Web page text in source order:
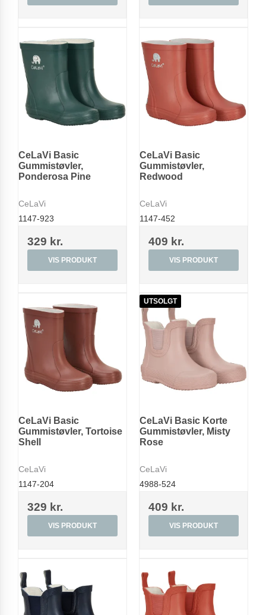
CeLaVi Basic
Gummistøvler,
Ponderosa Pine
CeLaVi
1147-923
329 kr.
VIS PRODUKT
CeLaVi Basic
Gummistøvler,
Redwood
CeLaVi
1147-452
409 kr.
VIS PRODUKT
CeLaVi Basic
Gummistøvler, Tortoise
Shell
CeLaVi
1147-204
329 kr.
VIS PRODUKT
UTSOLGT
CeLaVi Basic Korte
Gummistøvler, Misty
Rose
CeLaVi
4988-524
409 kr.
VIS PRODUKT